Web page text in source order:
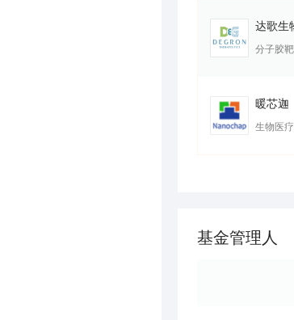
达歌生
暖芯迦
生物医
基金管理人